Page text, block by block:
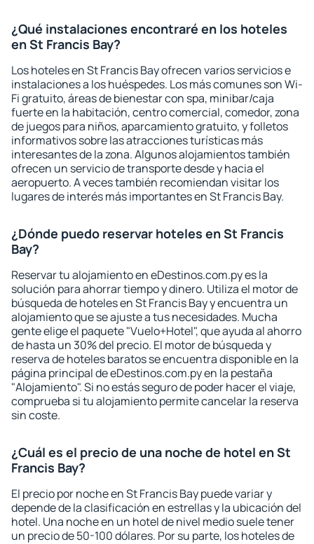
¿Qué instalaciones encontraré en los hoteles
en St Francis Bay?
Los hoteles en St Francis Bay ofrecen varios servicios e
instalaciones a los huéspedes. Los más comunes son Wi-
Fi gratuito, áreas de bienestar con spa, minibar/caja
fuerte en la habitación, centro comercial, comedor, zona
de juegos para niños, aparcamiento gratuito, y folletos
informativos sobre las atracciones turísticas más
interesantes de la zona. Algunos alojamientos también
ofrecen un servicio de transporte desde y hacia el
aeropuerto. A veces también recomiendan visitar los
lugares de interés más importantes en St Francis Bay.
¿Dónde puedo reservar hoteles en St Francis
Bay?
Reservar tu alojamiento en eDestinos.com.py es la
solución para ahorrar tiempo y dinero. Utiliza el motor de
búsqueda de hoteles en St Francis Bay y encuentra un
alojamiento que se ajuste a tus necesidades. Mucha
gente elige el paquete "Vuelo+Hotel", que ayuda al ahorro
de hasta un 30% del precio. El motor de búsqueda y
reserva de hoteles baratos se encuentra disponible en la
página principal de eDestinos.com.py en la pestaña
"Alojamiento". Si no estás seguro de poder hacer el viaje,
comprueba si tu alojamiento permite cancelar la reserva
sin coste.
¿Cuál es el precio de una noche de hotel en St
Francis Bay?
El precio por noche en St Francis Bay puede variar y
depende de la clasificación en estrellas y la ubicación del
hotel. Una noche en un hotel de nivel medio suele tener
un precio de 50-100 dólares. Por su parte, los hoteles de